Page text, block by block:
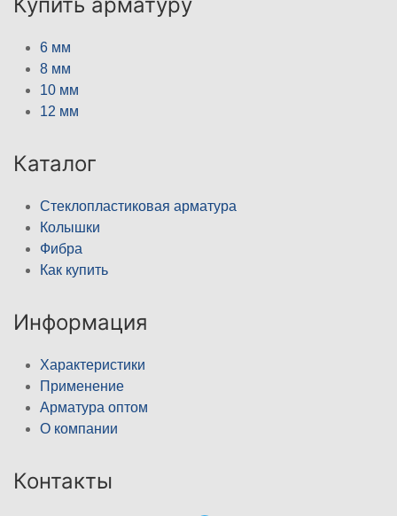
6 мм
8 мм
10 мм
12 мм
Каталог
Стеклопластиковая арматура
Колышки
Фибра
Как купить
Информация
Характеристики
Применение
Арматура оптом
О компании
Контакты